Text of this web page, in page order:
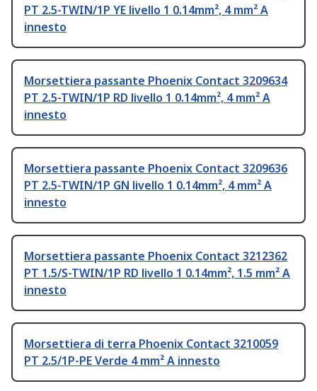
PT 2.5-TWIN/1P YE livello 1 0.14mm², 4 mm² A
innesto
Morsettiera passante Phoenix Contact 3209634
PT 2.5-TWIN/1P RD livello 1 0.14mm², 4 mm² A
innesto
Morsettiera passante Phoenix Contact 3209636
PT 2.5-TWIN/1P GN livello 1 0.14mm², 4 mm² A
innesto
Morsettiera passante Phoenix Contact 3212362
PT 1.5/S-TWIN/1P RD livello 1 0.14mm², 1.5 mm² A
innesto
Morsettiera di terra Phoenix Contact 3210059
PT 2.5/1P-PE Verde 4 mm² A innesto